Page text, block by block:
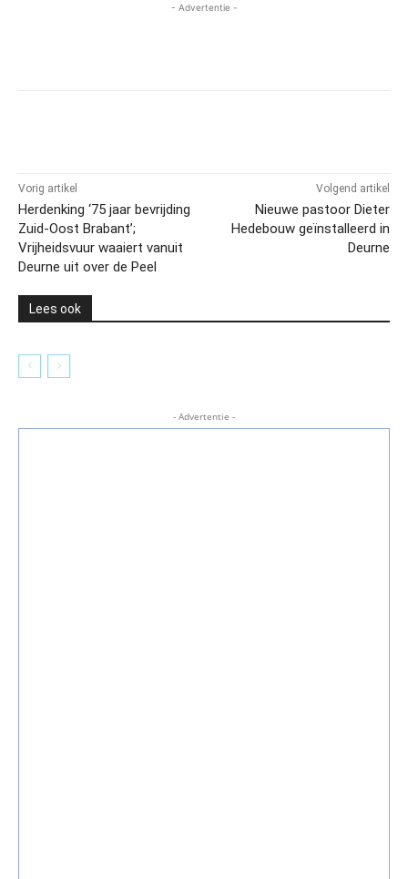
- Advertentie -
Vorig artikel
Herdenking ‘75 jaar bevrijding
Zuid-Oost Brabant’;
Vrijheidsvuur waaiert vanuit
Deurne uit over de Peel
Volgend artikel
Nieuwe pastoor Dieter
Hedebouw geïnstalleerd in
Deurne
Lees ook
- Advertentie -